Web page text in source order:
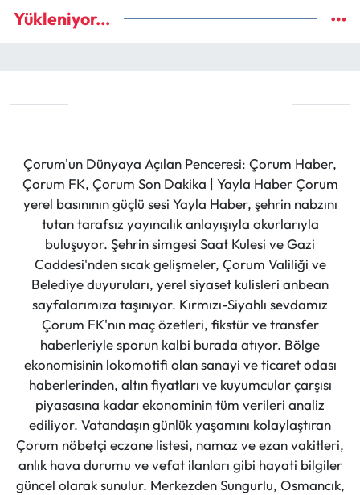
Yükleniyor...
Çorum'un Dünyaya Açılan Penceresi: Çorum Haber,
Çorum FK, Çorum Son Dakika | Yayla Haber Çorum
yerel basınının güçlü sesi Yayla Haber, şehrin nabzını
tutan tarafsız yayıncılık anlayışıyla okurlarıyla
buluşuyor. Şehrin simgesi Saat Kulesi ve Gazi
Caddesi'nden sıcak gelişmeler, Çorum Valiliği ve
Belediye duyuruları, yerel siyaset kulisleri anbean
sayfalarımıza taşınıyor. Kırmızı-Siyahlı sevdamız
Çorum FK'nın maç özetleri, fikstür ve transfer
haberleriyle sporun kalbi burada atıyor. Bölge
ekonomisinin lokomotifi olan sanayi ve ticaret odası
haberlerinden, altın fiyatları ve kuyumcular çarşısı
piyasasına kadar ekonominin tüm verileri analiz
ediliyor. Vatandaşın günlük yaşamını kolaylaştıran
Çorum nöbetçi eczane listesi, namaz ve ezan vakitleri,
anlık hava durumu ve vefat ilanları gibi hayati bilgiler
güncel olarak sunulur. Merkezden Sungurlu, Osmancık,